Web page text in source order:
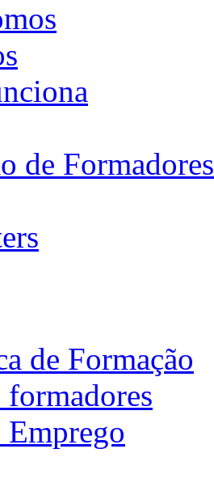
de Formadores
de Formação
formadores
Emprego